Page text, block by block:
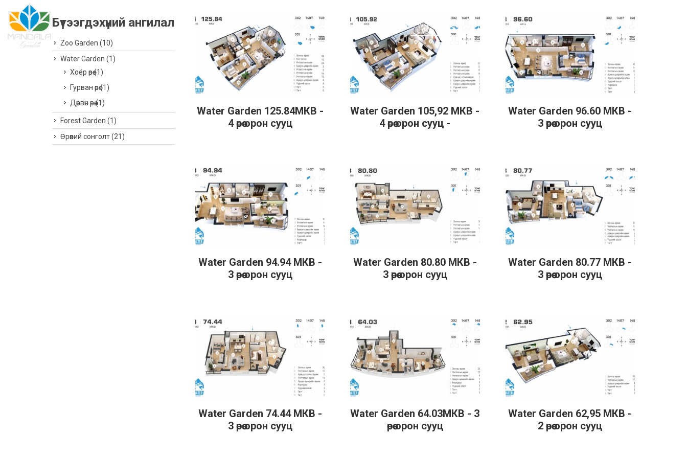
A.W.T CONCEPT ТАНИЛЦУУЛГА МЭДЭЭ МЭДЭЭЛЭЛ
Дэлгэрэнгүй
Water Garden 125.84МКВ -
4 өрөө орон сууц
Дэлгэрэнгүй
Water Garden 105,92 МКВ -
4 өрөө орон сууц -
Дэлгэрэнгүй
Water Garden 96.60 МКВ -
3 өрөө орон сууц
Дэлгэрэнгүй
Water Garden 94.94 МКВ -
3 өрөө орон сууц
Дэлгэрэнгүй
Water Garden 80.80 МКВ -
3 өрөө орон сууц
Дэлгэрэнгүй
Water Garden 80.77 МКВ -
3 өрөө орон сууц
Дэлгэрэнгүй
Water Garden 74.44 МКВ -
3 өрөө орон сууц
Дэлгэрэнгүй
Water Garden 64.03МКВ - 3
өрөө орон сууц
Дэлгэрэнгүй
Water Garden 62,95 МКВ -
2 өрөө орон сууц
Бүтээгдэхүүний ангилал
Zoo Garden (10)
Water Garden (1)
Хоёр өрөө(1)
Гурван өрөө(1)
Дөрвөн өрөө(1)
Forest Garden (1)
Өрөөний сонголт(21)